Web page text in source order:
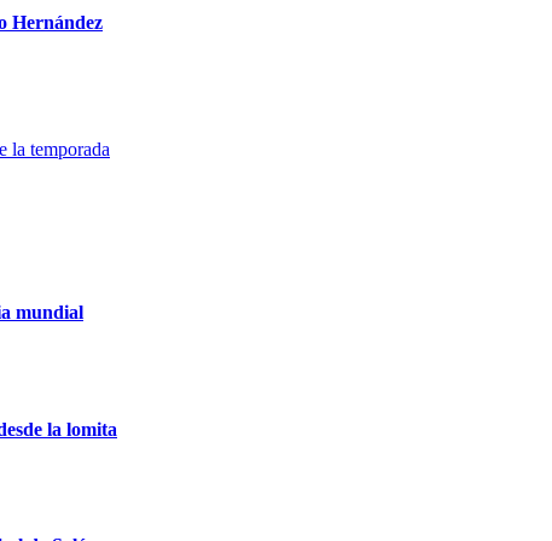
Hernández
la temporada
mundial
la lomita